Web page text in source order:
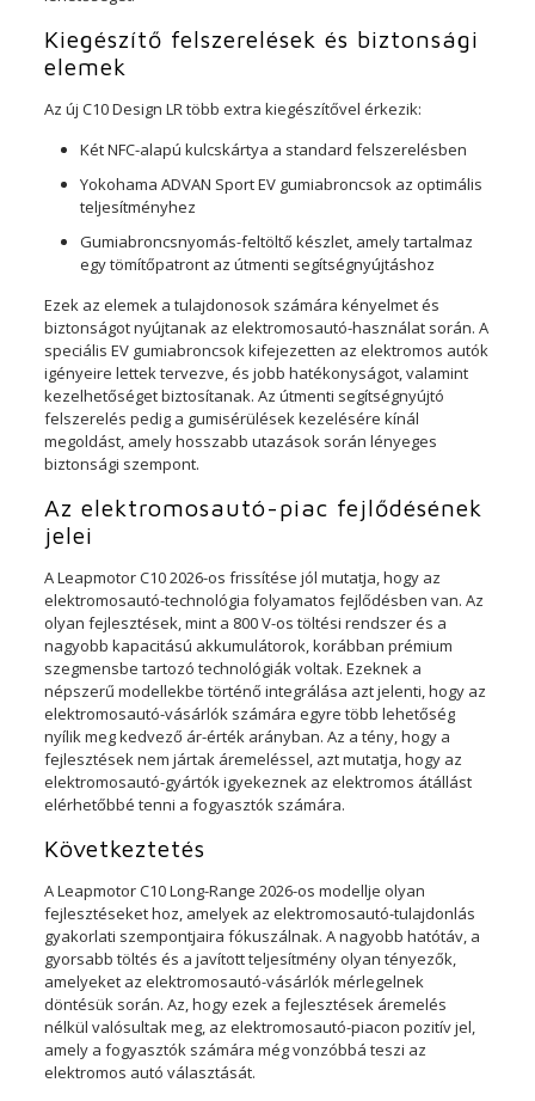
Kiegészítő felszerelések és biztonsági
elemek
Az új C10 Design LR több extra kiegészítővel érkezik:
Két NFC-alapú kulcskártya a standard felszerelésben
Yokohama ADVAN Sport EV gumiabroncsok az optimális
teljesítményhez
Gumiabroncsnyomás-feltöltő készlet, amely tartalmaz
egy tömítőpatront az útmenti segítségnyújtáshoz
Ezek az elemek a tulajdonosok számára kényelmet és
biztonságot nyújtanak az elektromosautó-használat során. A
speciális EV gumiabroncsok kifejezetten az elektromos autók
igényeire lettek tervezve, és jobb hatékonyságot, valamint
kezelhetőséget biztosítanak. Az útmenti segítségnyújtó
felszerelés pedig a gumisérülések kezelésére kínál
megoldást, amely hosszabb utazások során lényeges
biztonsági szempont.
Az elektromosautó-piac fejlődésének
jelei
A Leapmotor C10 2026-os frissítése jól mutatja, hogy az
elektromosautó-technológia folyamatos fejlődésben van. Az
olyan fejlesztések, mint a 800 V-os töltési rendszer és a
nagyobb kapacitású akkumulátorok, korábban prémium
szegmensbe tartozó technológiák voltak. Ezeknek a
népszerű modellekbe történő integrálása azt jelenti, hogy az
elektromosautó-vásárlók számára egyre több lehetőség
nyílik meg kedvező ár-érték arányban. Az a tény, hogy a
fejlesztések nem jártak áremeléssel, azt mutatja, hogy az
elektromosautó-gyártók igyekeznek az elektromos átállást
elérhetőbbé tenni a fogyasztók számára.
Következtetés
A Leapmotor C10 Long-Range 2026-os modellje olyan
fejlesztéseket hoz, amelyek az elektromosautó-tulajdonlás
gyakorlati szempontjaira fókuszálnak. A nagyobb hatótáv, a
gyorsabb töltés és a javított teljesítmény olyan tényezők,
amelyeket az elektromosautó-vásárlók mérlegelnek
döntésük során. Az, hogy ezek a fejlesztések áremelés
nélkül valósultak meg, az elektromosautó-piacon pozitív jel,
amely a fogyasztók számára még vonzóbbá teszi az
elektromos autó választását.